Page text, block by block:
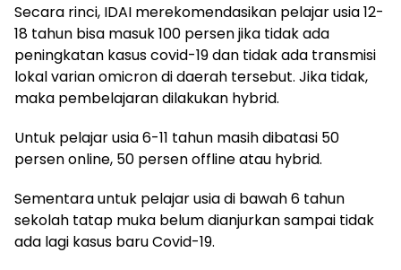
Secara rinci, IDAI merekomendasikan pelajar usia 12-
18 tahun bisa masuk 100 persen jika tidak ada
peningkatan kasus covid-19 dan tidak ada transmisi
lokal varian omicron di daerah tersebut. Jika tidak,
maka pembelajaran dilakukan hybrid.
Untuk pelajar usia 6-11 tahun masih dibatasi 50
persen online, 50 persen offline atau hybrid.
Sementara untuk pelajar usia di bawah 6 tahun
sekolah tatap muka belum dianjurkan sampai tidak
ada lagi kasus baru Covid-19.